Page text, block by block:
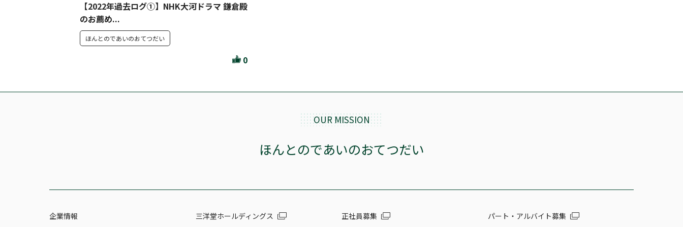
【2022年過去ログ①】NHK大河ドラマ 鎌倉殿
のお薦め...
ほんとのであいのおてつだい
0
OUR MISSION
ほんとのであいのおてつだい
企業情報 三洋堂ホールディングス 正社員募集 パート・アルバイト募集